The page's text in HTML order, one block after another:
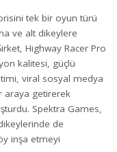
tek bir oyun türü
ve alt dikeylere
Highway Racer Pro
kalitesi, güçlü
viral sosyal medya
araya getirerek
Spektra Games,
de
inşa etmeyi